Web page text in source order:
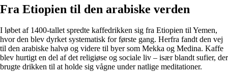
Fra Etiopien til den arabiske verden
I løbet af 1400-tallet spredte kaffedrikken sig fra Etiopien til Yemen,
hvor den blev dyrket systematisk for første gang. Herfra fandt den vej
til den arabiske halvø og videre til byer som Mekka og Medina. Kaffe
blev hurtigt en del af det religiøse og sociale liv – især blandt sufier, der
brugte drikken til at holde sig vågne under natlige meditationer.